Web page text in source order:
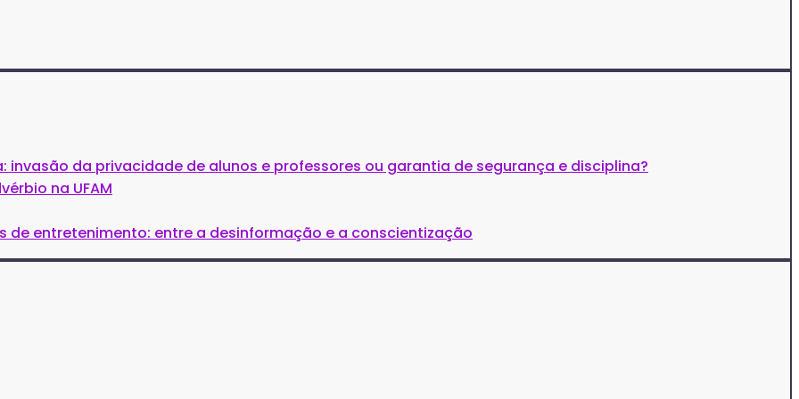
invasão da privacidade de alunos e professores ou garantia de segurança e disciplina?
na UFAM
de entretenimento: entre a desinformação e a conscientização